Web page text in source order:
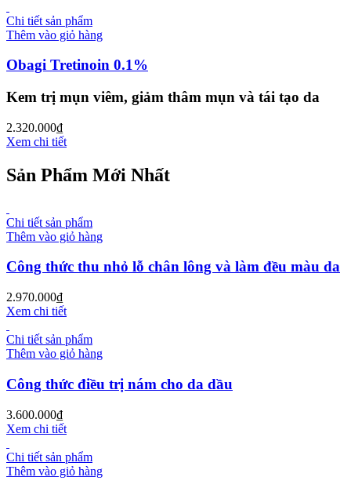
Chi tiết sản phẩm
Thêm vào giỏ hàng
Obagi Tretinoin 0.1%
Kem trị mụn viêm, giảm thâm mụn và tái tạo da
2.320.000₫
Xem chi tiết
Sản Phẩm Mới Nhất
Chi tiết sản phẩm
Thêm vào giỏ hàng
Công thức thu nhỏ lỗ chân lông và làm đều màu da
2.970.000₫
Xem chi tiết
Chi tiết sản phẩm
Thêm vào giỏ hàng
Công thức điều trị nám cho da dầu
3.600.000₫
Xem chi tiết
Chi tiết sản phẩm
Thêm vào giỏ hàng